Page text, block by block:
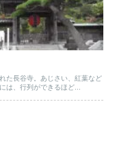
た長谷寺。あじさい、紅葉など
は、行列ができるほど...